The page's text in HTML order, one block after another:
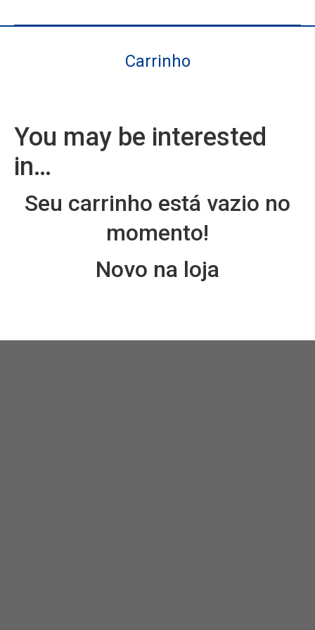
Carrinho
You may be interested
in…
Seu carrinho está vazio no
momento!
Novo na loja